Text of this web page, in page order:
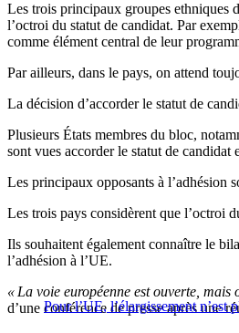
Les trois principaux groupes ethniques
l’octroi du statut de candidat. Par
comme élément central de leur
Par ailleurs, dans le pays, on attend
La décision d’accorder le statut de
Plusieurs États membres du bloc,
sont vues accorder le statut de candidat
Les principaux opposants à l’adhésion
Les trois pays considèrent que l’octroi
Ils souhaitent également connaître le
l’adhésion à l’UE.
Pour l’UE, l’élargissement n’est
« La voie européenne est ouverte,
d’une conférence de presse après